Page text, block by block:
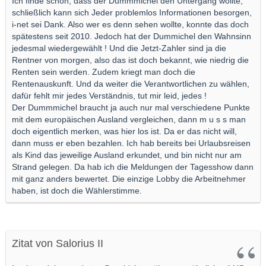
Es gab genug Leute die fragten: "Ich kann im Monat den Betrag
X abdrücken ... wieviel Kredit bekomme ich dafür zu welchen
Konditionen (Zins, Tilgung, Kreditlaufzeit)?"
schließlich kann sich Jeder problemlos Informationen besorgen,
i-net sei Dank. Also wer es denn sehen wollte, konnte das doch
spätestens seit 2010. Jedoch hat der Dummichel den Wahnsinn
jedesmal wiedergewählt ! Und die Jetzt-Zahler sind ja die
Rentner von morgen, also das ist doch bekannt, wie niedrig die
Renten sein werden. Zudem kriegt man doch die
Rentenauskunft. Und da weiter die Verantwortlichen zu wählen,
dafür fehlt mir jedes Verständnis, tut mir leid, jedes !
Der Dummmichel braucht ja auch nur mal verschiedene Punkte
mit dem europäischen Ausland vergleichen, dann m u s s man
doch eigentlich merken, was hier los ist. Da er das nicht will,
dann muss er eben bezahlen. Ich hab bereits bei Urlaubsreisen
als Kind das jeweilige Ausland erkundet, und bin nicht nur am
Strand gelegen. Da hab ich die Meldungen der Tagesshow dann
mit ganz anders bewertet. Die einzige Lobby die Arbeitnehmer
haben, ist doch die Wählerstimme.
Zitat von Salorius II